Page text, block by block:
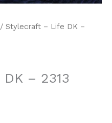
/ Stylecraft – Life DK –
– 2313